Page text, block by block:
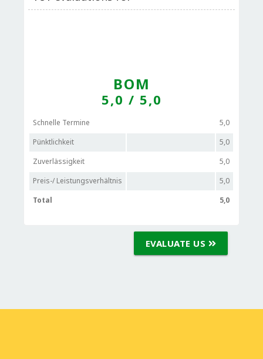
BOM
5,0 / 5,0
Schnelle Termine
5,0
Pünktlichkeit
5,0
Zuverlässigkeit
5,0
Preis-/ Leistungsverhältnis
5,0
Total
5,0
EVALUATE US